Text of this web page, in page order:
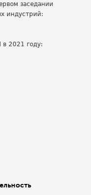
заседании
индустрий:
в 2021 году: